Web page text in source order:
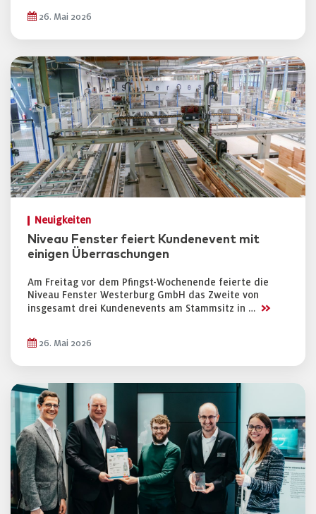
26. Mai 2026
Neuigkeiten
Niveau Fenster feiert Kundenevent mit
einigen Überraschungen
Am Freitag vor dem Pfingst-Wochenende feierte die
Niveau Fenster Westerburg GmbH das Zweite von
insgesamt drei Kundenevents am Stammsitz in … >>
26. Mai 2026